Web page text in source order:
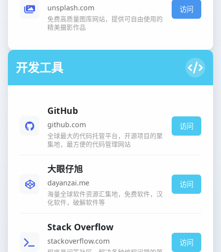
unsplash.com
免费高质量图库网站，提供可自由使用的
精美摄影作品
访问
开发工具
GitHub
github.com
全球最大的代码托管平台，开源项目的聚
集地，最方便的代码管理网站
访问
大眼仔旭
dayanzai.me
海量全球软件资源汇集地，免费软件，汉
化软件，破解软件等
访问
Stack Overflow
stackoverflow.com 访问